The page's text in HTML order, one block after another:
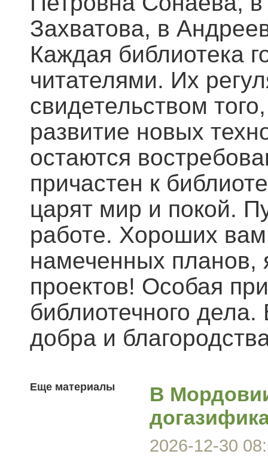
Захватова, в
Каждая библиотека
читателями. Их
свидетельством
развитие новых
остаются
причастен к
царят мир и покой.
работе. Хороших
намеченных планов,
проектов! Особая
библиотечного
добра и
Еще материалы
В
2026-12-30